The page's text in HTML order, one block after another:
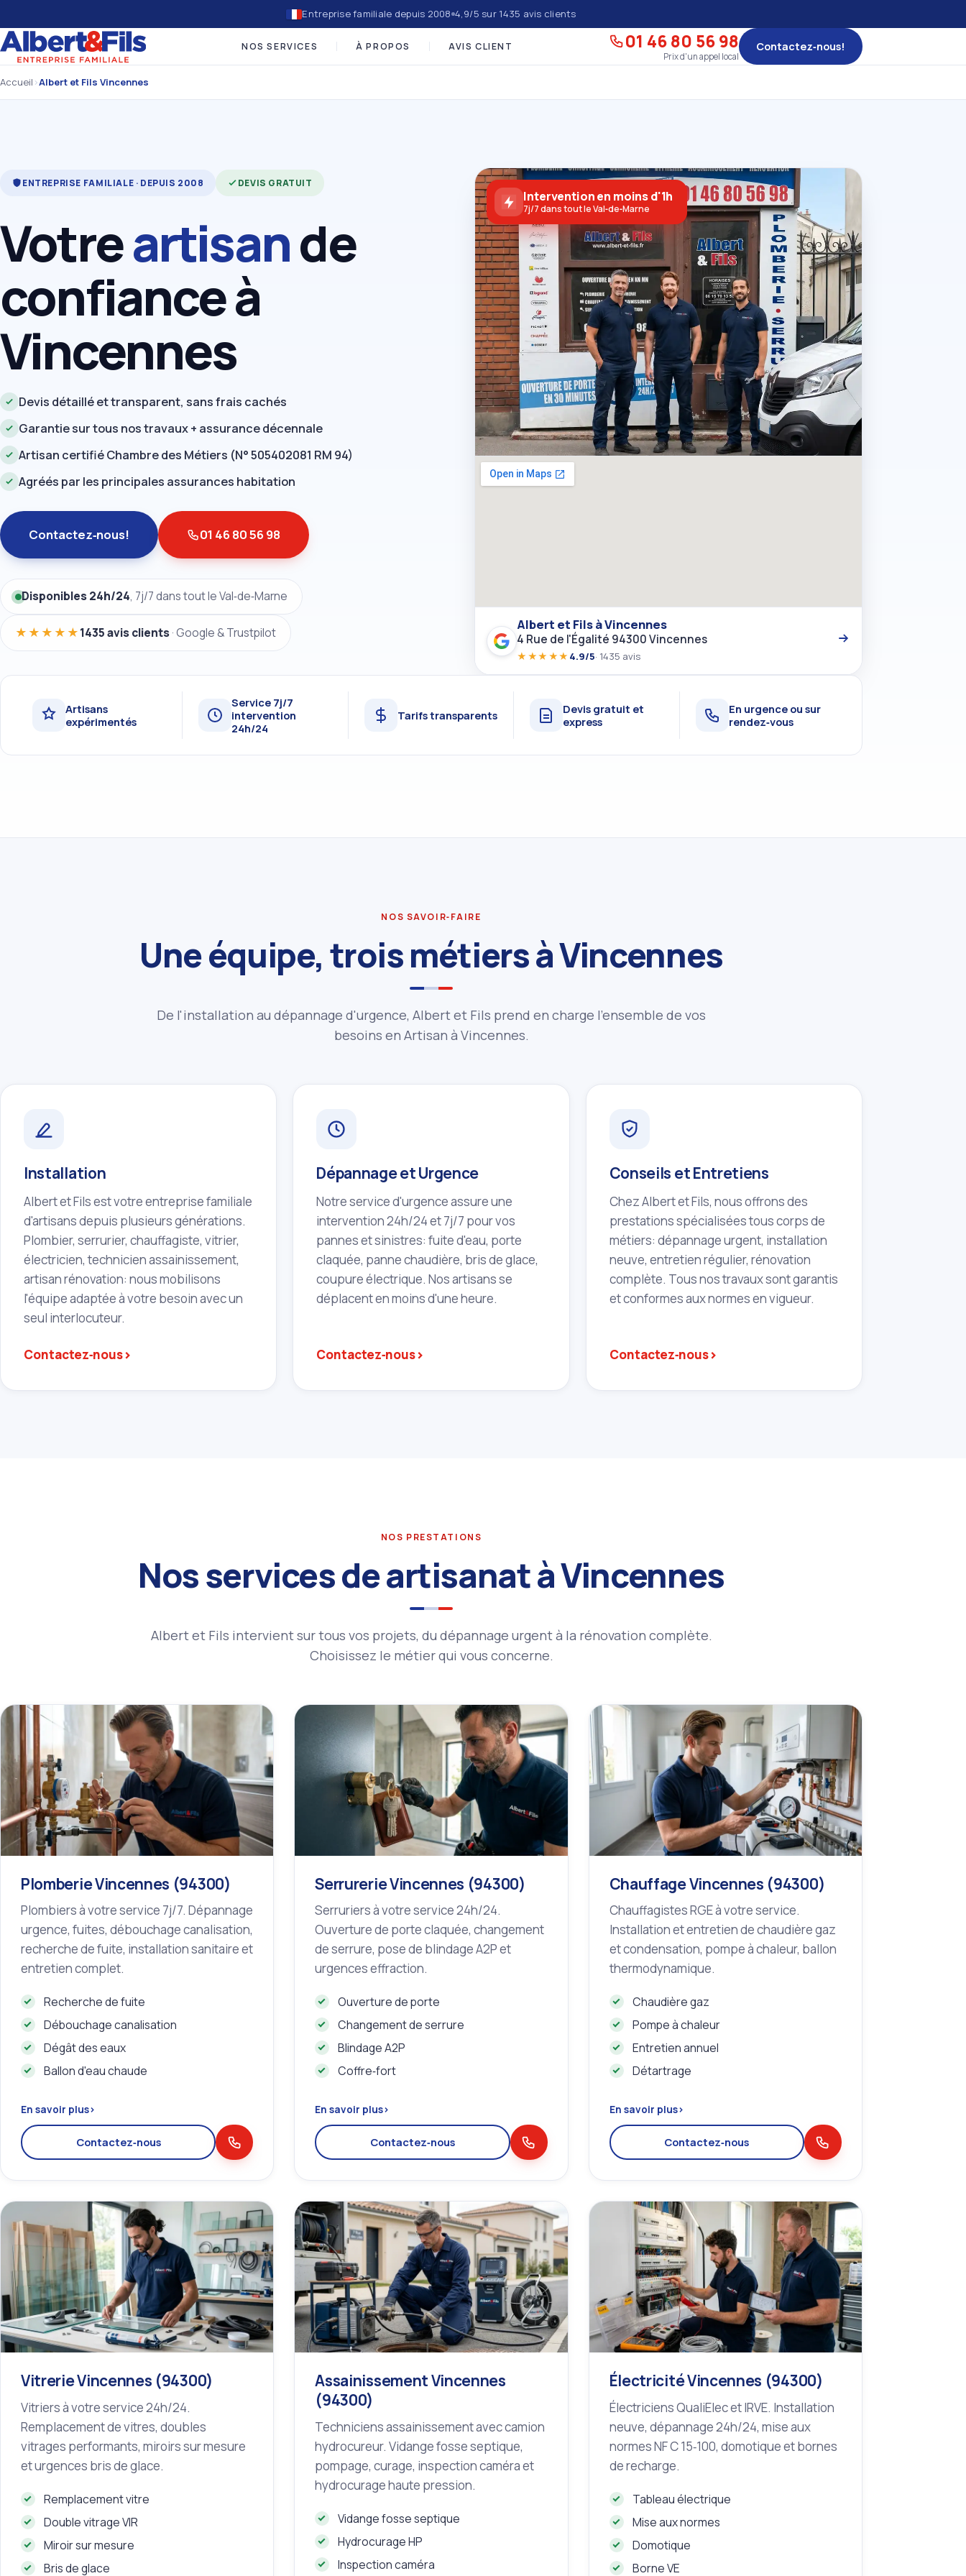
Entreprise familiale depuis 2008 4,9/5 sur 1435 avis clients
NOS SERVICES À PROPOS AVIS CLIENT 01 46 80 56 98
Prix d'un appel local
Contactez‑nous!
Accueil ›Albert et Fils Vincennes
ENTREPRISE FAMILIALE · DEPUIS 2008 DEVIS GRATUIT
Votreartisande
confiance à
Vincennes
Devis détaillé et transparent, sans frais cachés
Garantie sur tous nos travaux + assurance décennale
Artisan certifié Chambre des Métiers (N° 505402081 RM 94)
Agréés par les principales assurances habitation
Contactez‑nous! 01 46 80 56 98
Disponibles 24h/24, 7j/7 dans tout le Val‑de‑Marne
★★★★★1435 avis clients· Google & Trustpilot
Intervention en moins d'1h
7j/7 dans tout le Val‑de‑Marne
Albert et Fils à Vincennes
4 Rue de l'Égalité 94300 Vincennes
★★★★★ 4.9/5· 1435 avis
Artisans
expérimentés
Service 7j/7
intervention
24h/24
Tarifs transparents
Devis gratuit et
express
En urgence ou sur
rendez‑vous
NOS SAVOIR‑FAIRE
Une équipe, trois métiers à Vincennes
De l'installation au dépannage d'urgence, Albert et Fils prend en charge l'ensemble de vos
besoins en Artisan à Vincennes.
Installation
Albert et Fils est votre entreprise familiale
d'artisans depuis plusieurs générations.
Plombier, serrurier, chauffagiste, vitrier,
électricien, technicien assainissement,
artisan rénovation: nous mobilisons
l'équipe adaptée à votre besoin avec un
seul interlocuteur.
Contactez‑nous›
Dépannage et Urgence
Notre service d'urgence assure une
intervention 24h/24 et 7j/7 pour vos
pannes et sinistres: fuite d'eau, porte
claquée, panne chaudière, bris de glace,
coupure électrique. Nos artisans se
déplacent en moins d'une heure.
Contactez‑nous›
Conseils et Entretiens
Chez Albert et Fils, nous offrons des
prestations spécialisées tous corps de
métiers: dépannage urgent, installation
neuve, entretien régulier, rénovation
complète. Tous nos travaux sont garantis
et conformes aux normes en vigueur.
Contactez‑nous›
NOS PRESTATIONS
Nos services de artisanat à Vincennes
Albert et Fils intervient sur tous vos projets, du dépannage urgent à la rénovation complète.
Choisissez le métier qui vous concerne.
Plomberie Vincennes (94300)
Plombiers à votre service 7j/7. Dépannage
urgence, fuites, débouchage canalisation,
recherche de fuite, installation sanitaire et
entretien complet.
Recherche de fuite
Débouchage canalisation
Dégât des eaux
Ballon d'eau chaude
En savoir plus›
Contactez‑nous
Serrurerie Vincennes (94300)
Serruriers à votre service 24h/24.
Ouverture de porte claquée, changement
de serrure, pose de blindage A2P et
urgences effraction.
Ouverture de porte
Changement de serrure
Blindage A2P
Coffre‑fort
En savoir plus›
Contactez‑nous
Chauffage Vincennes (94300)
Chauffagistes RGE à votre service.
Installation et entretien de chaudière gaz
et condensation, pompe à chaleur, ballon
thermodynamique.
Chaudière gaz
Pompe à chaleur
Entretien annuel
Détartrage
En savoir plus›
Contactez‑nous
Vitrerie Vincennes (94300)
Vitriers à votre service 24h/24.
Remplacement de vitres, doubles
vitrages performants, miroirs sur mesure
et urgences bris de glace.
Remplacement vitre
Double vitrage VIR
Miroir sur mesure
Bris de glace
Assainissement Vincennes
(94300)
Techniciens assainissement avec camion
hydrocureur. Vidange fosse septique,
pompage, curage, inspection caméra et
hydrocurage haute pression.
Vidange fosse septique
Hydrocurage HP
Inspection caméra
Électricité Vincennes (94300)
Électriciens QualiElec et IRVE. Installation
neuve, dépannage 24h/24, mise aux
normes NF C 15‑100, domotique et bornes
de recharge.
Tableau électrique
Mise aux normes
Domotique
Borne VE